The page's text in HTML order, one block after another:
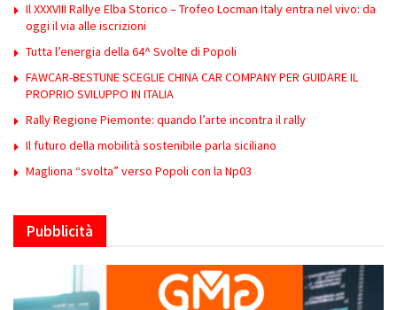
Il XXXVIII Rallye Elba Storico – Trofeo Locman Italy entra nel vivo: da
oggi il via alle iscrizioni
Tutta l’energia della 64^ Svolte di Popoli
FAWCAR-BESTUNE SCEGLIE CHINA CAR COMPANY PER GUIDARE IL
PROPRIO SVILUPPO IN ITALIA
Rally Regione Piemonte: quando l’arte incontra il rally
Il futuro della mobilità sostenibile parla siciliano
Magliona “svolta” verso Popoli con la Np03
Pubblicità